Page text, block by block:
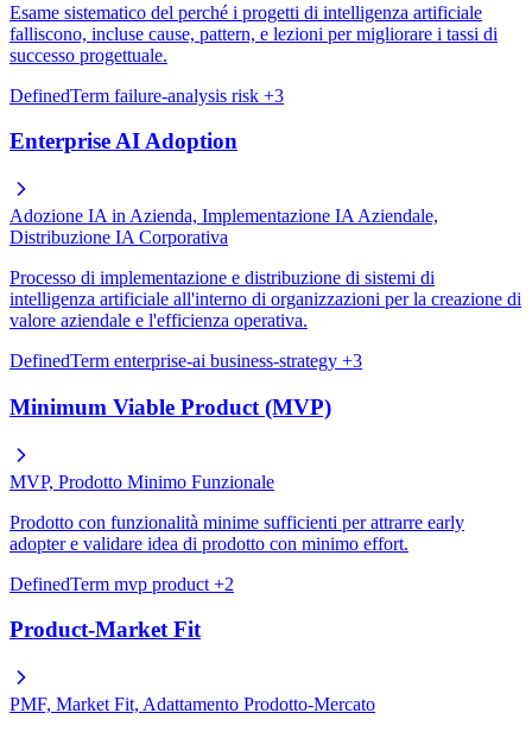
Esame sistematico del perché i progetti di intelligenza artificiale
falliscono, incluse cause, pattern, e lezioni per migliorare i tassi di
successo progettuale.
DefinedTerm failure-analysis risk +3
Enterprise AI Adoption
Adozione IA in Azienda, Implementazione IA Aziendale,
Distribuzione IA Corporativa
Processo di implementazione e distribuzione di sistemi di
intelligenza artificiale all'interno di organizzazioni per la creazione di
valore aziendale e l'efficienza operativa.
DefinedTerm enterprise-ai business-strategy +3
Minimum Viable Product (MVP)
MVP, Prodotto Minimo Funzionale
Prodotto con funzionalità minime sufficienti per attrarre early
adopter e validare idea di prodotto con minimo effort.
DefinedTerm mvp product +2
Product-Market Fit
PMF, Market Fit, Adattamento Prodotto-Mercato